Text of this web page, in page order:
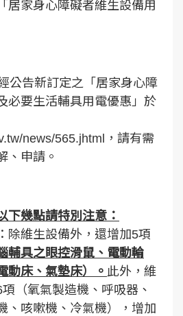
居家身心障礙者維生設備用
公告新訂定之「居家身心障
必要生活輔具用電優惠」於
news/565.jhtml ，請有需
、申請。
下幾點請特別注意：
除維生設備外，還增加5項
輔具之眼控滑鼠、電動輪
動床、氣墊床）。 此外，維
（氧氣製造機、呼吸器、
、咳嗽機、冷氣機），增加